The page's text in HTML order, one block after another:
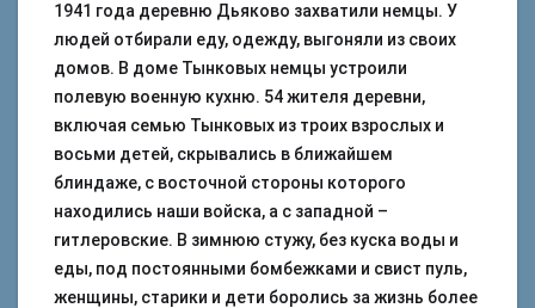
1941 года деревню Дьяково захватили немцы. У
людей отбирали еду, одежду, выгоняли из своих
домов. В доме Тынковых немцы устроили
полевую военную кухню. 54 жителя деревни,
включая семью Тынковых из троих взрослых и
восьми детей, скрывались в ближайшем
блиндаже, с восточной стороны которого
находились наши войска, а с западной –
гитлеровские. В зимнюю стужу, без куска воды и
еды, под постоянными бомбежками и свист пуль,
женщины, старики и дети боролись за жизнь более